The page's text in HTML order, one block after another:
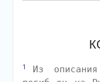
1
Из